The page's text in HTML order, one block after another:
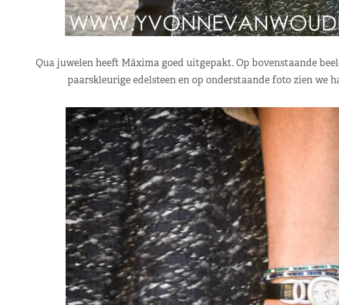
Qua juwelen heeft Máxima goed uitgepakt. Op bovenstaande
paarskleurige edelsteen en op onderstaande foto zien we